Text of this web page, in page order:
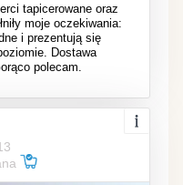
tapicerowane oraz
moje oczekiwania:
i prezentują się
Dostawa
polecam.